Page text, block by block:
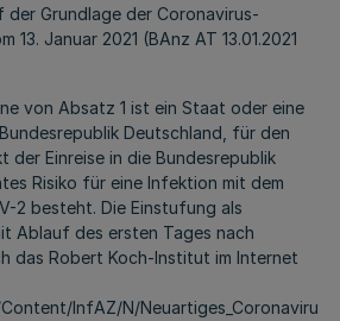
Grundlage der Coronavirus-
13. Januar 2021 (BAnz AT 13.01.2021
von Absatz 1 ist ein Staat oder eine
Deutschland, für den
der Einreise in die Bundesrepublik
Risiko für eine Infektion mit dem
2 besteht. Die Einstufung als
Ablauf des ersten Tages nach
das Robert Koch-Institut im Internet
InfAZ/N/Neuartiges_Coronaviru